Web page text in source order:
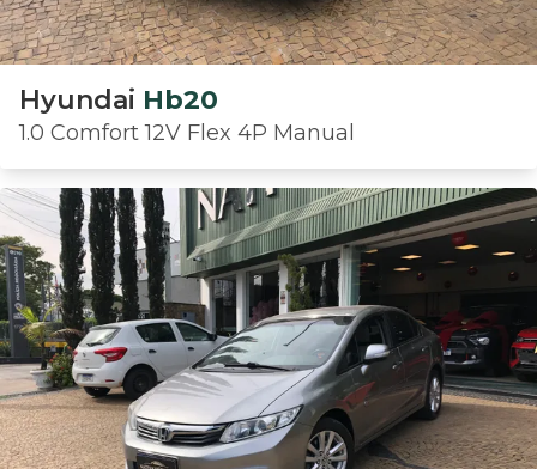
Hyundai Hb20
1.0 Comfort 12V Flex 4P Manual